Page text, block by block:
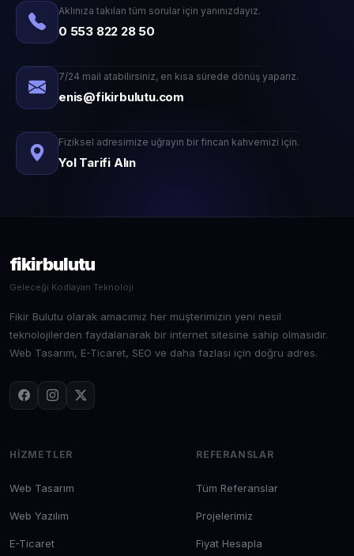
Aklınıza takılan tüm sorular için yanınızdayız.
0 553 822 28 50
7/24 mail atabilirsiniz, en kısa sürede dönüş yaparız.
enis@fikirbulutu.com
Fiziksel adresimize uğrayın bir fincan kahvemizi için.
Yol Tarifi Alın
fikirbulutu
Geleceği Kodlayan Teknoloji
Fikir Bulutu olarak amacımız her müşterimizin yeni nesil
teknolojilerden faydalanarak bir internet sitesine sahip olmasıdır.
Web Tasarım, E-Ticaret, SEO ve daha fazlası için doğru adres.
HIZMETLER
Web Tasarım
Web Yazılım
E-Ticaret
REFERANSLAR
Tüm Referanslar
Projelerimiz
Fiyat Hesapla